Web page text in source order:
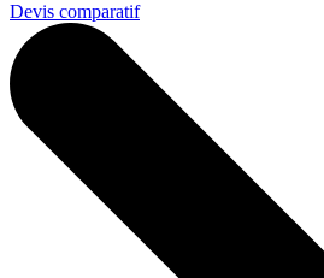
Devis comparatif